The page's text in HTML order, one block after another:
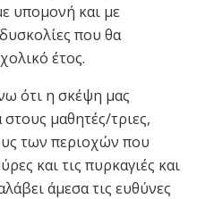
υπομονή και με
που θα
έτος.
ότι η σκέψη μας
μαθητές/τριες,
των περιοχών που
και τις πυρκαγιές και
άμεσα τις ευθύνες